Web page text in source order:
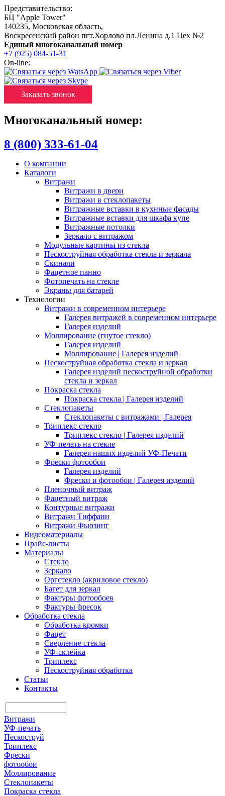
Представительство:
БЦ "Apple Tower"
140235, Московская область,
Воскресенский район пгт.Хорлово пл.Ленина д.1 Цех №2
Единый многоканальный номер
+7 (925) 084-51-31
On-line:
Заказать звонок
Многоканальный номер:
8 (800) 333-61-04
О компании
Каталоги
Витражи
Витражи в двери
Витражи в стеклопакеты
Витражные вставки в кухнные фасады
Витражные вставки для шкафа купе
Витражные потолки
Зеркало с витражом
Модульные картины из стекла
Пескоструйная обработка стекла и зеркала
Скинали
Фацетное панно
Фотопечать на стекле
Экраны для батарей
Технологии
Витражи в современном интерьере
Галерея витражей в современном интерьере
Галерея изделий
Моллирование (гнутое стекло)
Галерея изделий
Моллирование | Галерея изделий
Пескоструйная обработка стекла и зеркал
Галерея изделий пескоструйной обработки
стекла и зеркал
Покраска стекла
Покраска стекла | Галерея изделий
Стеклопакеты
Стеклопакеты с витражами | Галерея
Триплекс стекло
Триплекс стекло | Галерея изделий
УФ-печать на стекле
Галерея наших изделий УФ-Печати
Фрески фотообои
Галерея изделий
Фрески и фотообои | Галерея изделий
Пленочный витраж
Фацетный витраж
Контурные витражи
Витражи Тиффани
Витражи Фьюзинг
Видеоматериалы
Прайс-листы
Материалы
Стекло
Зеркало
Оргстекло (акриловое стекло)
Багет для зеркал
Фактуры фотообоев
Фактуры фресок
Обработка стекла
Обработка кромки
Фацет
Сверление стекла
УФ-склейка
Триплекс
Пескоструйная обработка
Статьи
Контакты
Витражи
УФ-печать
Пескоструй
Триплекс
Фрески
фотообои
Моллирование
Стеклопакеты
Покраска стекла